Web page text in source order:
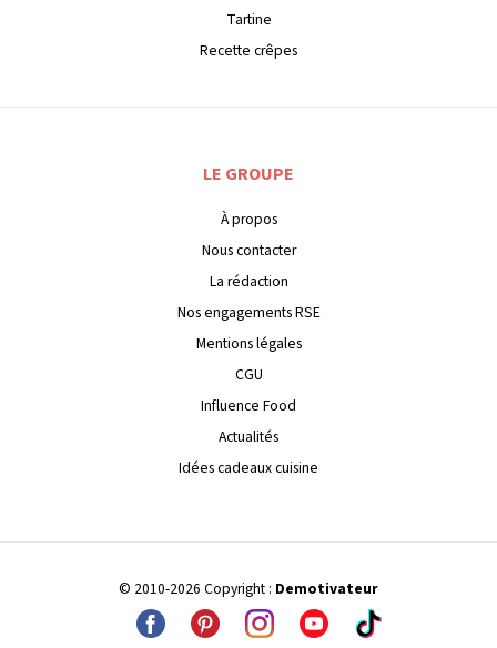
Tartine
Recette crêpes
LE GROUPE
À propos
Nous contacter
La rédaction
Nos engagements RSE
Mentions légales
CGU
Influence Food
Actualités
Idées cadeaux cuisine
© 2010-2026 Copyright : Demotivateur